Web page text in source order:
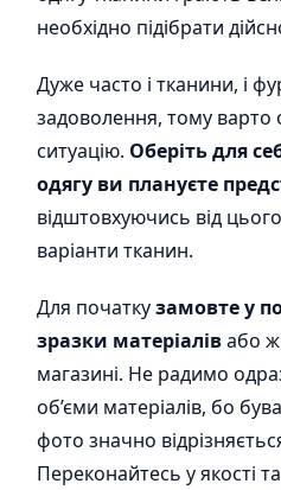
необхідно підібрати
Дуже часто і тканини, і
задоволення, тому варто
ситуацію. Оберіть для
одягу ви плануєте
відштовхуючись від
варіанти тканин.
Для початкузамовте у
зразки матеріалівабо ж
магазині. Не радимо
об’єми матеріалів, бо
фото значно
Переконайтесь у якості